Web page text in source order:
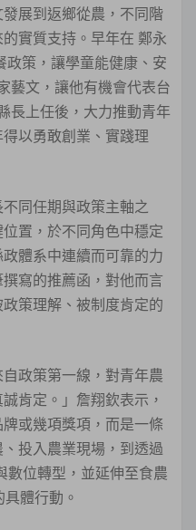
展到返鄉從農，不同階
實質支持。早年在 鄭永
策，讓學童能健康、安
藝文，讓他有機會代表台
長上任後，大力推動青年
以勇敢創業、實踐理
同任期與政策主軸之
置，於不同角色中穩定
體系中連續而可靠的力
寫的推薦函，對他而言
策理解、被制度肯定的
自政策第一線，對青年農
肯定。」詹翔欽表示，
或幾項獎項，而是一條
投入農業現場，到透過
數位轉型，並延伸至食農
體行動。